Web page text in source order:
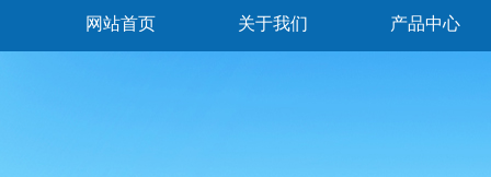
网站首页 关于我们 产品中心